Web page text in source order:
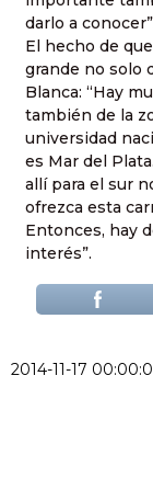
darlo a
El hecho de
grande no solo
Blanca: “Hay
también de la
universidad
es Mar del
allí para el sur
ofrezca esta
Entonces, hay
interés”.
2014-11-17